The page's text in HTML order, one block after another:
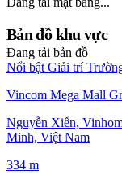
Bản đồ khu vực
Đang tải bản đồ
Nổi bật Giải trí
Vincom Mega Mall
Nguyễn Xiển,
Minh, Việt Nam
334 m